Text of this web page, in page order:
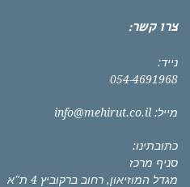
צרו קשר:
נייד:
054-4691968
מייל: info@mehirut.co.il
כתובתינו:
סניף מרכז
מגדל המוזיאון, רחוב ברקוביץ 4 ת"א